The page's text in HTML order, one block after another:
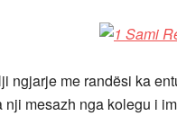
ngjarje me randësi ka
nji mesazh nga kolegu i